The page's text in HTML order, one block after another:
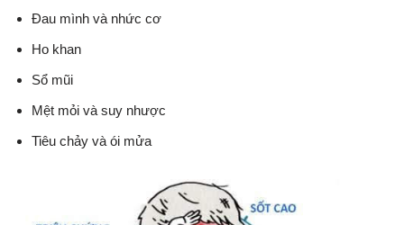
Đau mình và nhức cơ
Ho khan
Sổ mũi
Mệt mỏi và suy nhược
Tiêu chảy và ói mửa